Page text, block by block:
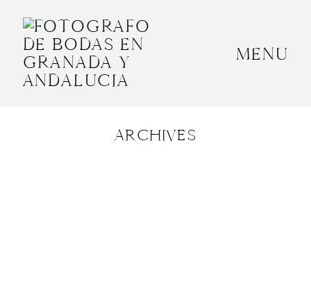
MENU
ARCHIVES
BODAS